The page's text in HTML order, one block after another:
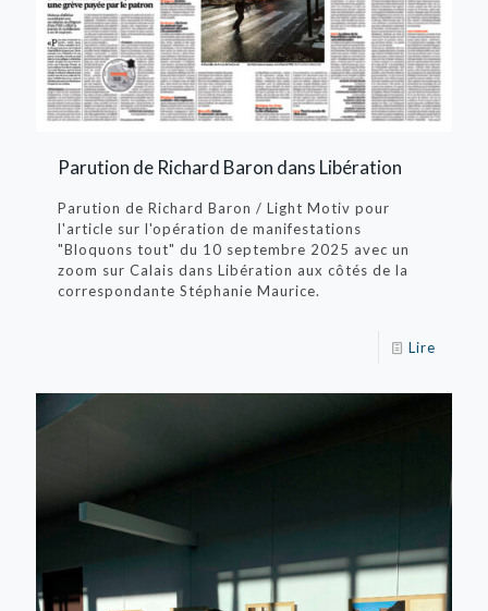
Parution de Richard Baron dans Libération
Parution de Richard Baron / Light Motiv pour
l'article sur l'opération de manifestations
"Bloquons tout" du 10 septembre 2025 avec un
zoom sur Calais dans Libération aux côtés de la
correspondante Stéphanie Maurice.
Lire